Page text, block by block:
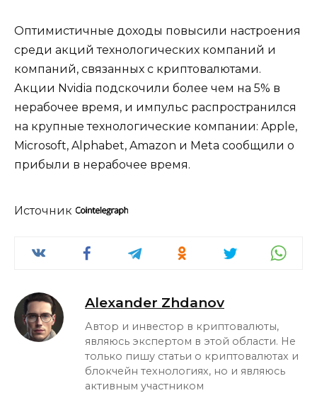
Оптимистичные доходы повысили настроения
среди акций технологических компаний и
компаний, связанных с криптовалютами.
Акции Nvidia подскочили более чем на 5% в
нерабочее время, и импульс распространился
на крупные технологические компании: Apple,
Microsoft, Alphabet, Amazon и Meta сообщили о
прибыли в нерабочее время.
Источник
Alexander Zhdanov
Автор и инвестор в криптовалюты,
являюсь экспертом в этой области. Не
только пишу статьи о криптовалютах и
блокчейн технологиях, но и являюсь
активным участником